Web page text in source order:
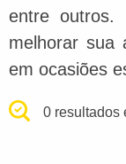
entre outros.
melhorar sua
em ocasiões
0 resultados